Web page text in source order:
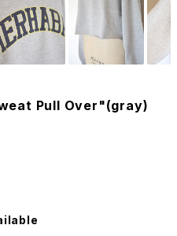
Pull Over"(gray)